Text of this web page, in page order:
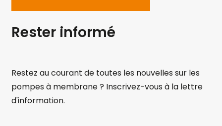
Rester informé
Restez au courant de toutes les nouvelles sur les
pompes à membrane ? Inscrivez-vous à la lettre
d'information.